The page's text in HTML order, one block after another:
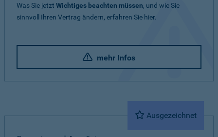
Was Sie jetzt Wichtiges beachten müssen, und wie Sie
sinnvoll Ihren Vertrag ändern, erfahren Sie hier.
mehr Infos
Ausgezeichnet